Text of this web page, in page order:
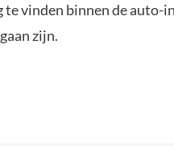
te vinden binnen de auto-
zijn.